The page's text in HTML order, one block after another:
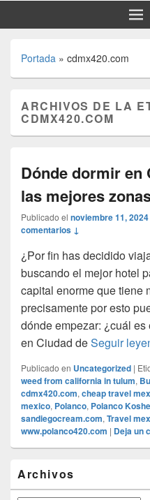
Portada » cdmx420.com
ARCHIVOS DE LA
CDMX420.COM
Dónde dormir en
las mejores
Publicado el noviembre 11, 2024
comentarios ↓
¿Por fin has decidido
buscando el mejor hotel
capital enorme que tiene
precisamente por esto
dónde empezar: ¿cuál
en Ciudad deSeguir
Publicado en Uncategorized |
weed from california in tulum,
cdmx420.com, cheap travel
mexico, Polanco, Polanco
sandiegocream.com, Travel
www.polanco420.com | Deja un
área
de
Archivos